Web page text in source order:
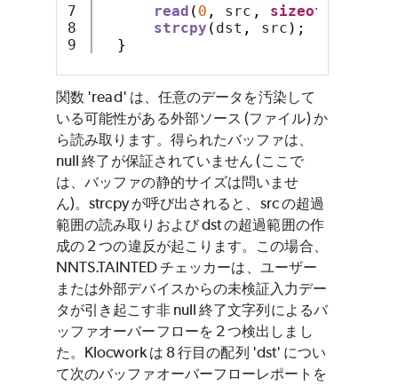
7
8
read ( 0 , src , sizeof
strcpy ( dst , src );
}
関数 'read' は、任意のデータを汚染して
いる可能性がある外部ソース (ファイル) か
ら読み取ります。得られたバッファは、
null 終了が保証されていません (ここで
は、バッファの静的サイズは問いませ
ん)。strcpy が呼び出されると、src の超過
範囲の読み取りおよび dst の超過範囲の作
成の 2 つの違反が起こります。この場合、
NNTS.TAINTED チェッカーは、ユーザー
または外部デバイスからの未検証入力デー
タが引き起こす非 null 終了文字列によるバ
ッファオーバーフローを 2 つ検出しまし
た。Klocwork は 8 行目の配列 'dst' につい
て次のバッファオーバーフローレポートを